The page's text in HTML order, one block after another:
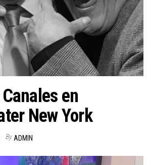
en
New York
By ADMIN